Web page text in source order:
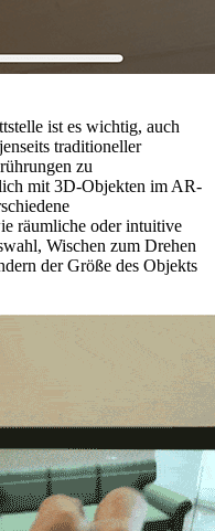
ist es wichtig, auch
traditioneller
zu
mit 3D-Objekten im AR-
räumliche oder intuitive
Wischen zum Drehen
der Größe des Objekts